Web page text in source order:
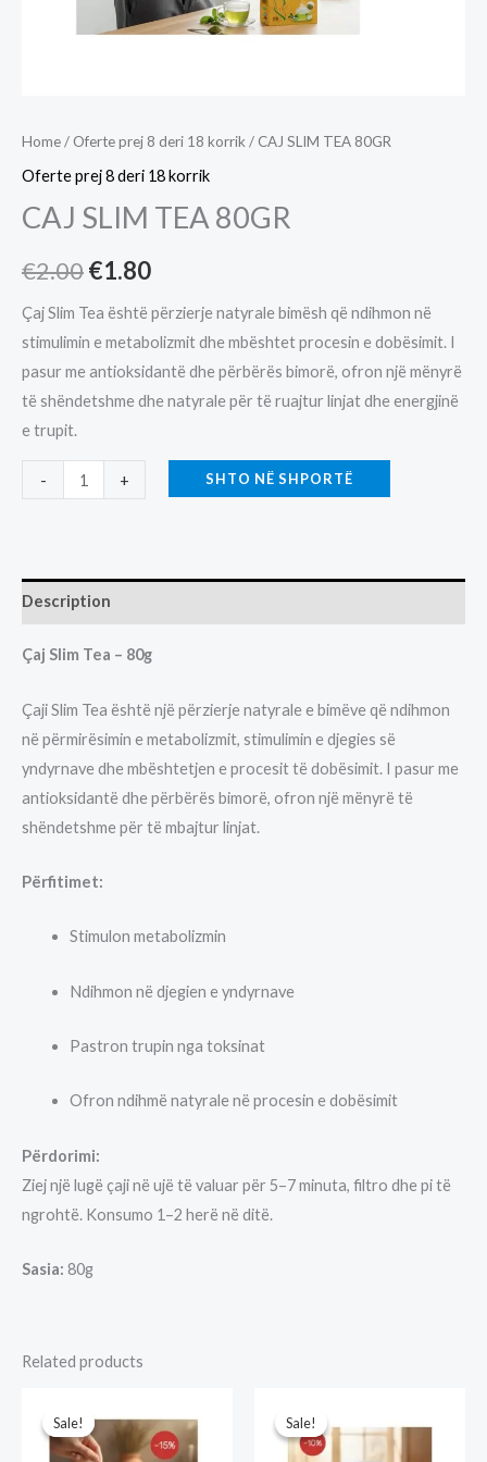
Home/ Oferte prej 8 deri 18 korrik / CAJ SLIM TEA 80GR
Oferte prej 8 deri 18 korrik
CAJ SLIM TEA 80GR
€2.00Original
price
was:
€2.00.
€1.80Current
price
is:
€1.80.
Çaj Slim Tea është përzierje natyrale bimësh që ndihmon në
stimulimin e metabolizmit dhe mbështet procesin e dobësimit. I
pasur me antioksidantë dhe përbërës bimorë, ofron një mënyrë
të shëndetshme dhe natyrale për të ruajtur linjat dhe energjinë
e trupit.
-
quantity
+ SHTO NË SHPORTË
Description
Çaj Slim Tea – 80g
Çaji Slim Tea është një përzierje natyrale e bimëve që ndihmon
në përmirësimin e metabolizmit, stimulimin e djegies së
yndyrnave dhe mbështetjen e procesit të dobësimit. I pasur me
antioksidantë dhe përbërës bimorë, ofron një mënyrë të
shëndetshme për të mbajtur linjat.
Përfitimet:
Stimulon metabolizmin
Ndihmon në djegien e yndyrnave
Pastron trupin nga toksinat
Ofron ndihmë natyrale në procesin e dobësimit
Përdorimi:
Ziej një lugë çaji në ujë të valuar për 5–7 minuta, filtro dhe pi të
ngrohtë. Konsumo 1–2 herë në ditë.
Sasia: 80g
Related products
Sale!
Sale! Sale!
Sale!